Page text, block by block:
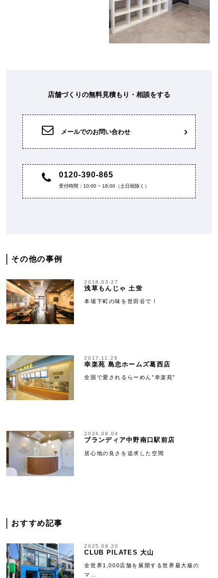
店舗づくりの無料見積もり・相談をする
メールでのお問い合わせ
0120-390-865
受付時間：10:00 ~ 18:00（土日祝除く）
その他の事例
2018.03.27
浅草もんじゃ 土蛍
本場下町の味を世田谷で！
2017.11.29
幸楽苑 島忠ホームズ葛西店
全国で愛されるらーめん”幸楽苑”
2024.08.04
ブランディア中野南口駅前店
居心地の良さを追求した空間
おすすめ記事
2025.09.20
CLUB PILATES 大山
全世界1,000店舗を展開する世界最大級の
マ…